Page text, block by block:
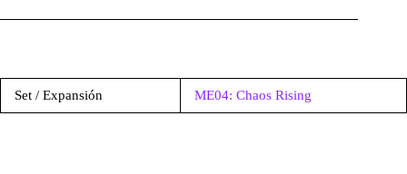
Set / Expansión ME04: Chaos Rising